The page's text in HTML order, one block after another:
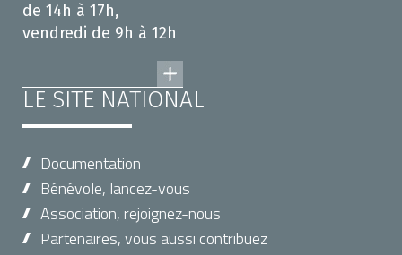
de 14h à 17h,
vendredi de 9h à 12h
LE SITE NATIONAL
Documentation
Bénévole, lancez-vous
Association, rejoignez-nous
Partenaires, vous aussi contribuez